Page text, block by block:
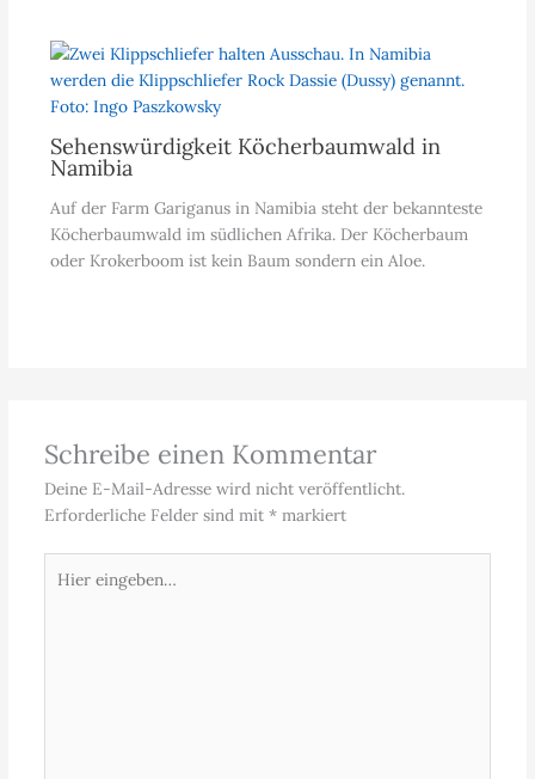
Sehenswürdigkeit Köcherbaumwald in
Namibia
Auf der Farm Gariganus in Namibia steht der bekannteste
Köcherbaumwald im südlichen Afrika. Der Köcherbaum
oder Krokerboom ist kein Baum sondern ein Aloe.
Schreibe einen Kommentar
Deine E-Mail-Adresse wird nicht veröffentlicht.
Erforderliche Felder sind mit *markiert
eingeben…